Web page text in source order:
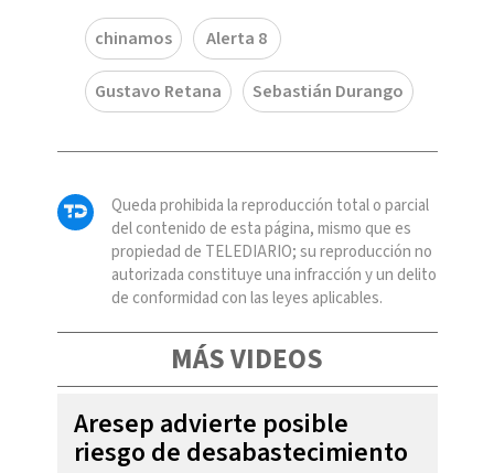
chinamos Alerta 8
Gustavo Retana Sebastián Durango
Queda prohibida la reproducción total o parcial
del contenido de esta página, mismo que es
propiedad de TELEDIARIO; su reproducción no
autorizada constituye una infracción y un delito
de conformidad con las leyes aplicables.
MÁS VIDEOS
Aresep advierte posible
riesgo de desabastecimiento